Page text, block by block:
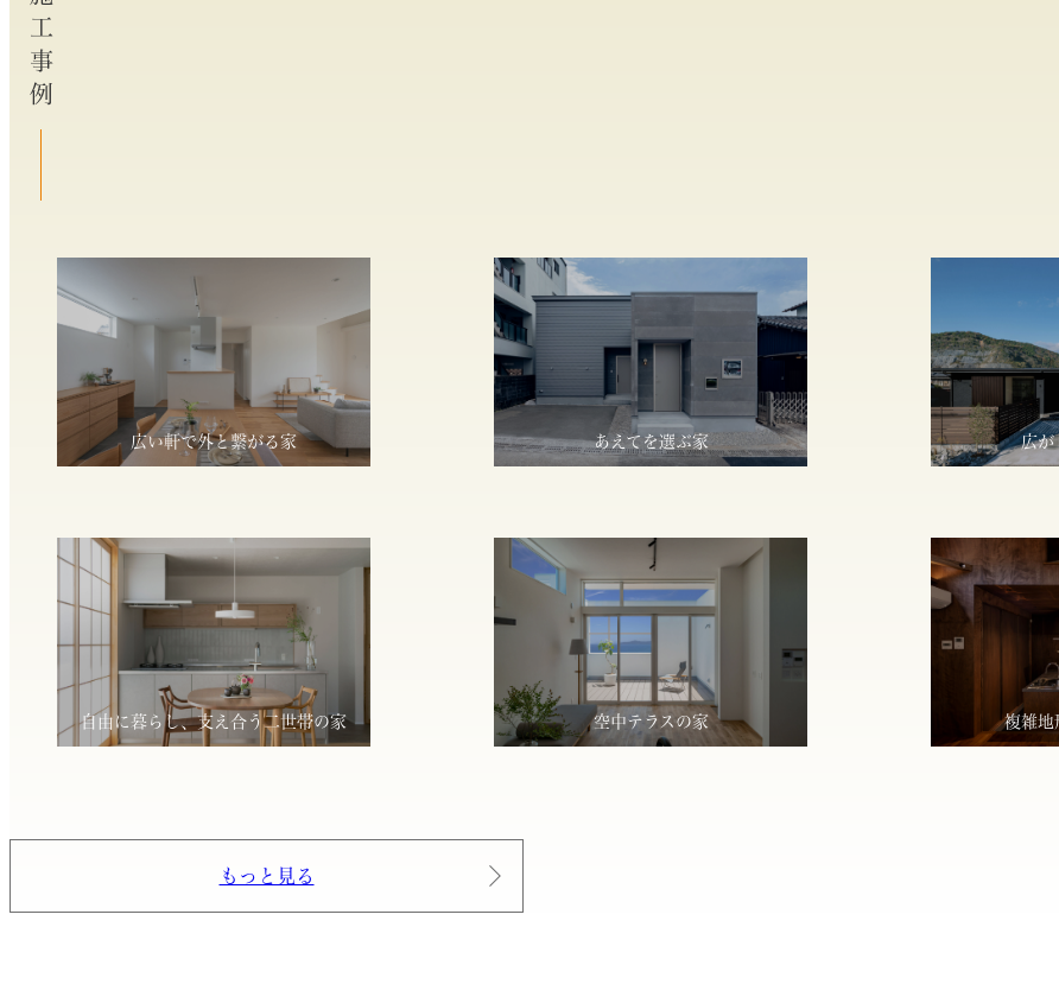
施工事例
広い軒で外と繋がる家 あえてを選ぶ家 広が
自由に暮らし、支え合う二世帯の家 空中テラスの家 複雑地
もっと見る